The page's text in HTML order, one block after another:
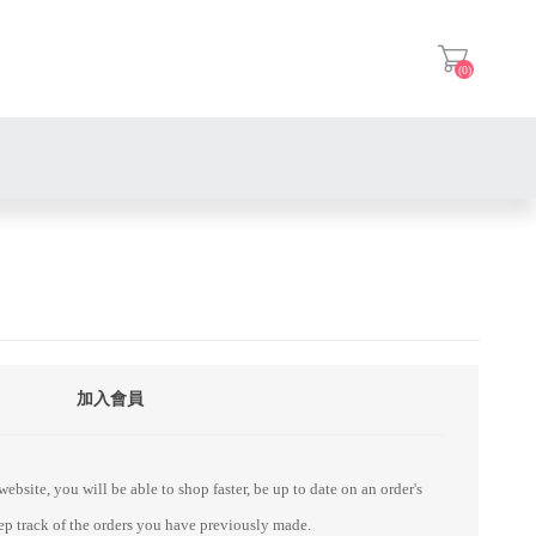
(0)
加入會員
you will be able to shop faster, be up to date on an order's
track of the orders you have previously made.